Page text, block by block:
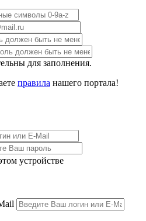
для заполнения.
правила нашего портала!
устройстве